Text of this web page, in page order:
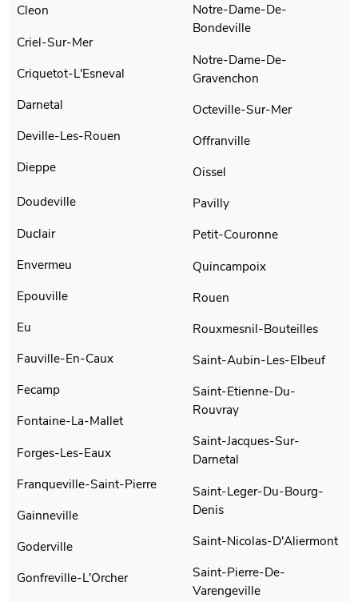
Cleon
Criel-Sur-Mer
Criquetot-L'Esneval
Darnetal
Deville-Les-Rouen
Dieppe
Doudeville
Duclair
Envermeu
Epouville
Eu
Fauville-En-Caux
Fecamp
Fontaine-La-Mallet
Forges-Les-Eaux
Franqueville-Saint-Pierre
Gainneville
Goderville
Gonfreville-L'Orcher
Notre-Dame-De-
Bondeville
Notre-Dame-De-
Gravenchon
Octeville-Sur-Mer
Offranville
Oissel
Pavilly
Petit-Couronne
Quincampoix
Rouen
Rouxmesnil-Bouteilles
Saint-Aubin-Les-Elbeuf
Saint-Etienne-Du-
Rouvray
Saint-Jacques-Sur-
Darnetal
Saint-Leger-Du-Bourg-
Denis
Saint-Nicolas-D'Aliermont
Saint-Pierre-De-
Varengeville